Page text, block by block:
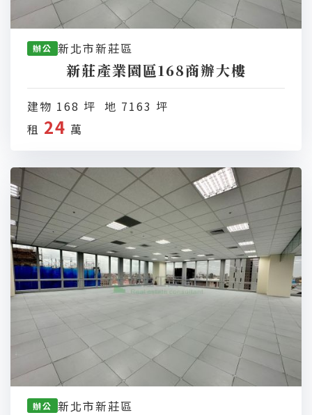
辦公 新北市新莊區
新莊產業園區168商辦大樓
建物 168 坪 地 7163 坪
租 24 萬
辦公 新北市新莊區